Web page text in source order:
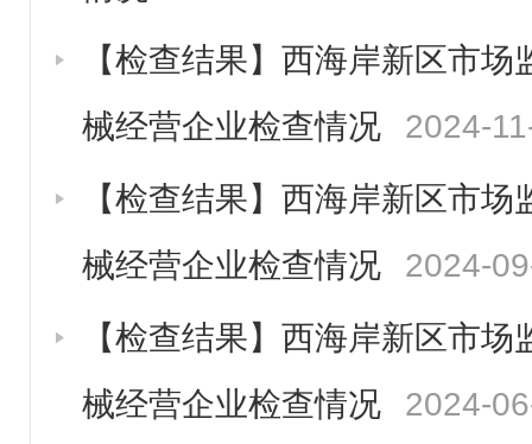
【检查结果】西海岸新区市
械经营企业检查情况
2024-
【检查结果】西海岸新区市
械经营企业检查情况
2024-
【检查结果】西海岸新区市
械经营企业检查情况
2024-